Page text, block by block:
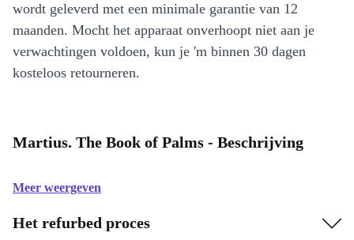
wordt geleverd met een minimale garantie van 12
maanden. Mocht het apparaat onverhoopt niet aan je
verwachtingen voldoen, kun je 'm binnen 30 dagen
kosteloos retourneren.
Martius. The Book of Palms - Beschrijving
Meer weergeven
Het refurbed proces